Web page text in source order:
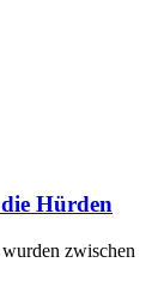
Hürden
zwischen